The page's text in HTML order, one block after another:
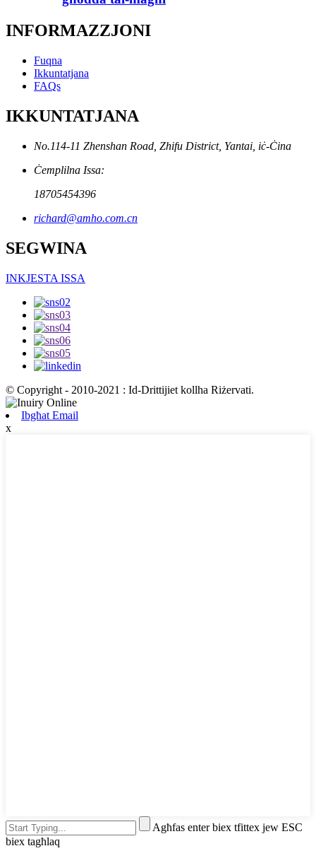
INFORMAZZJONI
Fuqna
Ikkuntatjana
FAQs
IKKUNTATJANA
No.114-11 Zhenshan Road, Zhifu District, Yantai, iċ-Ċina
Ċemplilna Issa:
18705454396
richard@amho.com.cn
SEGWINA
INKJESTA ISSA
© Copyright - 2010-2021 : Id-Drittijiet kollha Riżervati.
Ibgħat Email
x
Agħfas enter biex tfittex jew ESC
biex tagħlaq